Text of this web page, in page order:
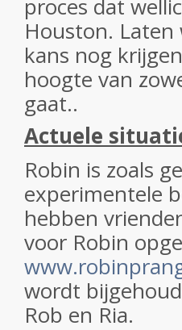
proces dat
Houston. Laten
kans nog
hoogte van
gaat..
Actuele
Robin is zoals
experimentele
hebben
voor Robin
wordt
Rob en Ria.